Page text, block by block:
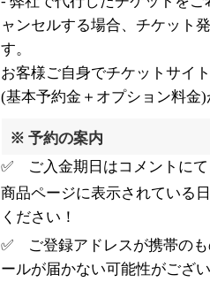
ャンセルする場合、チケット
す。
お客様ご自身でチケットサイ
(基本予約金＋オプション料金
※ 予約の案内
✅ ご入金期日はコメントに
商品ページに表示されている
ください！
✅ ご登録アドレスが携帯の
ールが届かない可能性がござ